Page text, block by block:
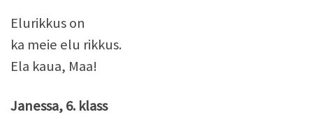
Elurikkus on
ka meie elu rikkus.
Ela kaua, Maa!
Janessa, 6. klass